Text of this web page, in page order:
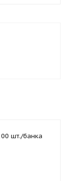
шт./банка